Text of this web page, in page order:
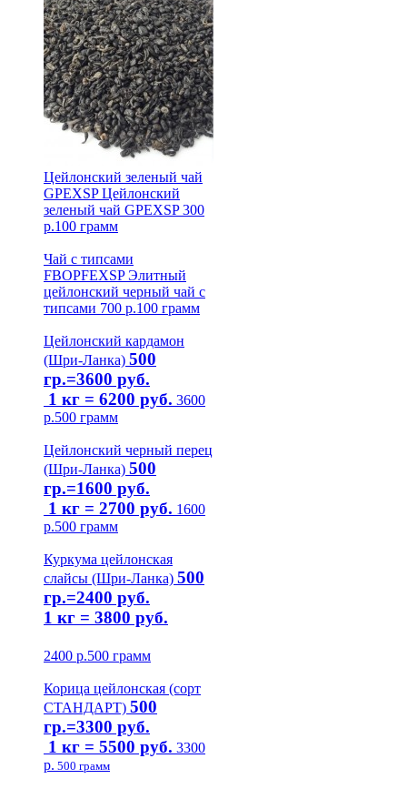
Цейлонский зеленый чай
GPEXSP Цейлонский
зеленый чай GPEXSP 300
р.100 грамм
Чай с типсами
FBOPFEXSP Элитный
цейлонский черный чай с
типсами 700 р.100 грамм
Цейлонский кардамон
(Шри-Ланка) 500
гр.=3600 руб.
1 кг = 6200 руб. 3600
р.500 грамм
Цейлонский черный перец
(Шри-Ланка) 500
гр.=1600 руб.
1 кг = 2700 руб. 1600
р.500 грамм
Куркума цейлонская
слайсы (Шри-Ланка) 500
гр.=2400 руб.
1 кг = 3800 руб.
2400 р.500 грамм
Корица цейлонская (сорт
СТАНДАРТ) 500
гр.=3300 руб.
1 кг = 5500 руб. 3300
р. 500 грамм